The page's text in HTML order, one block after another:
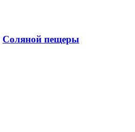
Соляной пещеры